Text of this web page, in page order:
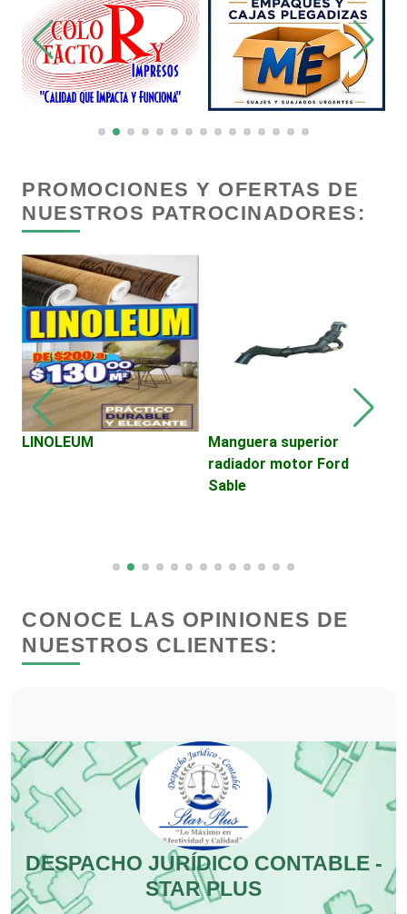
Carpinterías
Centros Comerciales
Centros de Nutrición
Centros Turísticos
Cerrajerías
Cibercafés
Clubes Deportivos
Combustibles y Lubricantes
Compresores de aire
Computadoras
PROMOCIONES Y OFERTAS DE
NUESTROS PATROCINADORES:
LINOLEUM
Manguera superior
radiador motor Ford
Sable
CONOCE LAS OPINIONES DE
NUESTROS CLIENTES:
DESPACHO JURÍDICO CONTABLE -
STAR PLUS